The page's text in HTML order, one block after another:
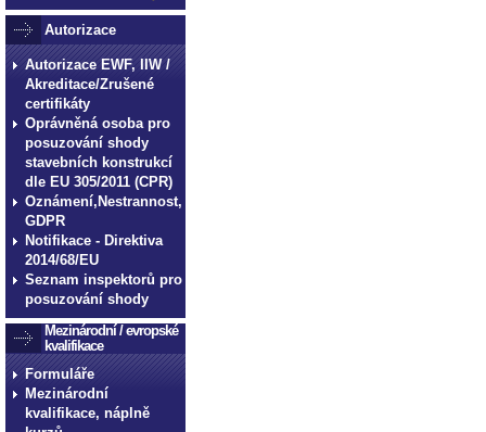
Autorizace
Autorizace EWF, IIW /
Akreditace/Zrušené
certifikáty
Oprávněná osoba pro
posuzování shody
stavebních konstrukcí
dle EU 305/2011 (CPR)
Oznámení,Nestrannost,
GDPR
Notifikace - Direktiva
2014/68/EU
Seznam inspektorů pro
posuzování shody
Mezinárodní / evropské
kvalifikace
Formuláře
Mezinárodní
kvalifikace, náplně